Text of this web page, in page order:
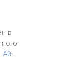
в
Ай-